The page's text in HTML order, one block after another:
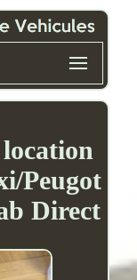
Peugot
Direct